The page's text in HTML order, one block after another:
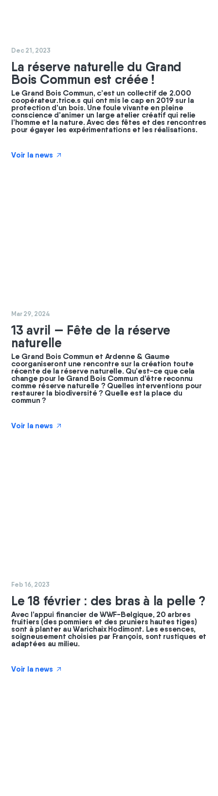
#nature #GBC
Dec 21, 2023
La réserve naturelle du Grand
Bois Commun est créée !
Le Grand Bois Commun, c’est un collectif de 2.000
coopérateur.trice.s qui ont mis le cap en 2019 sur la
protection d’un bois. Une foule vivante en pleine
conscience d’animer un large atelier créatif qui relie
l’homme et la nature. Avec des fêtes et des rencontres
pour égayer les expérimentations et les réalisations.
Voir la news ↗
#coopérateurs
Mar 29, 2024
13 avril — Fête de la réserve
naturelle
Le Grand Bois Commun et Ardenne & Gaume
coorganiseront une rencontre sur la création toute
récente de la réserve naturelle. Qu’est-ce que cela
change pour le Grand Bois Commun d’être reconnu
comme réserve naturelle ? Quelles interventions pour
restaurer la biodiversité ? Quelle est la place du
commun ?
Voir la news ↗
#chantier
Feb 16, 2023
Le 18 février : des bras à la pelle ?
Avec l’appui financier de WWF-Belgique, 20 arbres
fruitiers (des pommiers et des pruniers hautes tiges)
sont à planter au Warichaix Hodimont. Les essences,
soigneusement choisies par François, sont rustiques et
adaptées au milieu.
Voir la news ↗